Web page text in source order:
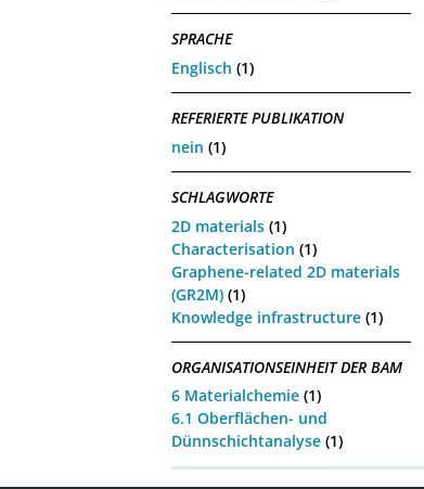
SPRACHE
Englisch (1)
REFERIERTE PUBLIKATION
nein (1)
SCHLAGWORTE
2D materials (1)
Characterisation (1)
Graphene-related 2D materials
(GR2M) (1)
Knowledge infrastructure (1)
ORGANISATIONSEINHEIT DER BAM
6 Materialchemie (1)
6.1 Oberflächen- und
Dünnschichtanalyse (1)